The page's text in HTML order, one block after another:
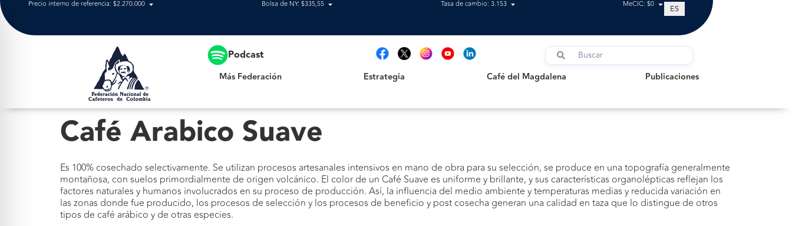
Precio interno de referencia: $2.270.000 Bolsa de NY: $335,55 Tasa de cambio: 3.153 MeCIC: $0 ES
Podcast
Más Federación Estrategia Café del Magdalena Publicaciones
Publicaciones
Café Arabico Suave
Es 100% cosechado selectivamente. Se utilizan procesos artesanales intensivos en mano de obra para su selección, se produce en una topografía generalmente
montañosa, con suelos primordialmente de origen volcánico. El color de un Café Suave es uniforme y brillante, y sus características organolépticas reflejan los
factores naturales y humanos involucrados en su proceso de producción. Así, la influencia del medio ambiente y temperaturas medias y reducida variación en
las zonas donde fue producido, los procesos de selección y los procesos de beneficio y post cosecha generan una calidad en taza que lo distingue de otros
tipos de café arábico y de otras especies.